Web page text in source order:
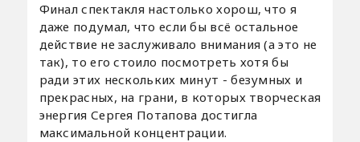
Финал спектакля настолько хорош, что я
даже подумал, что если бы всё остальное
действие не заслуживало внимания (а это не
так), то его стоило посмотреть хотя бы
ради этих нескольких минут - безумных и
прекрасных, на грани, в которых творческая
энергия Сергея Потапова достигла
максимальной концентрации.